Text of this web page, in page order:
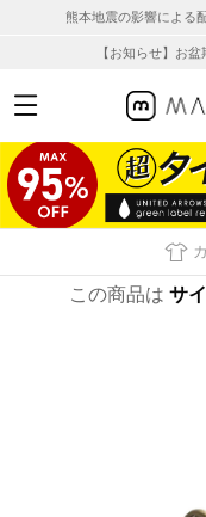
熊本地震の影響による
【お知らせ】お
この商品は サ